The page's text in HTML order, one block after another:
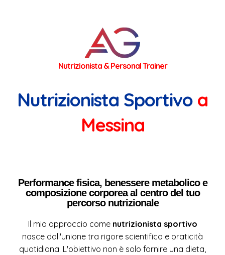
Nutrizionista & Personal Trainer
Nutrizionista Sportivo a
Messina
Performance fisica, benessere metabolico e
composizione corporea al centro del tuo
percorso nutrizionale
Il mio approccio come nutrizionista sportivo
nasce dall'unione tra rigore scientifico e praticità
quotidiana. L'obiettivo non è solo fornire una dieta,